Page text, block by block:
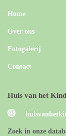
Home
Over ons
Fotogalerij
Contact
Huis van het
Zoek in onze